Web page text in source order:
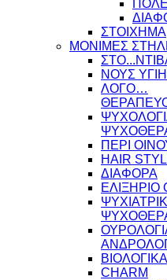
ΣΤΟΙΧΗΜΑ
ΜΟΝΙΜΕΣ
ΝΟΥΣ
ΛΟΓΟ…
ΠΕΡΙ
HAIR
ΔΙΑΦΟΡΑ
CHARM